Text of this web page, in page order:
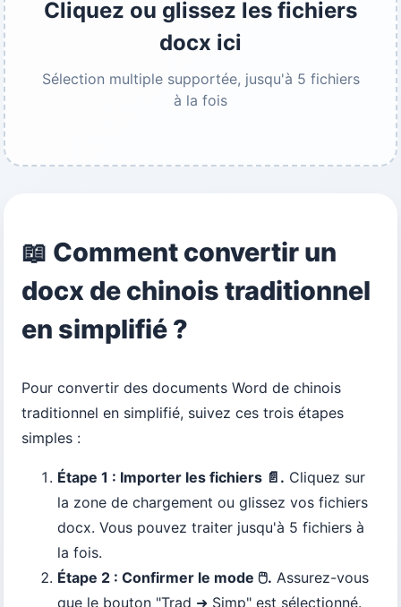
Cliquez ou glissez les fichiers
docx ici
Sélection multiple supportée, jusqu'à 5 fichiers
à la fois
📖 Comment convertir un
docx de chinois traditionnel
en simplifié ?
Pour convertir des documents Word de chinois
traditionnel en simplifié, suivez ces trois étapes
simples :
Étape 1 : Importer les fichiers 📄. Cliquez sur
la zone de chargement ou glissez vos fichiers
docx. Vous pouvez traiter jusqu'à 5 fichiers à
la fois.
Étape 2 : Confirmer le mode 🖱️. Assurez-vous
que le bouton "Trad ➜ Simp" est sélectionné.